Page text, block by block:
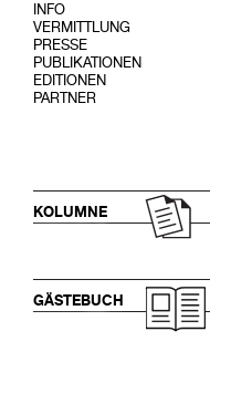
INFO
VERMITTLUNG
PRESSE
PUBLIKATIONEN
EDITIONEN
PARTNER
KOLUMNE
GÄSTEBUCH